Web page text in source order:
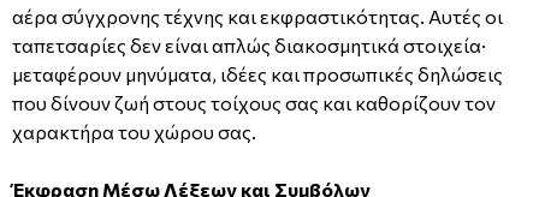
αέρα σύγχρονης τέχνης και εκφραστικότητας. Αυτές οι
ταπετσαρίες δεν είναι απλώς διακοσμητικά στοιχεία·
μεταφέρουν μηνύματα, ιδέες και προσωπικές δηλώσεις
που δίνουν ζωή στους τοίχους σας και καθορίζουν τον
χαρακτήρα του χώρου σας.
Έκφραση Μέσω Λέξεων και Συμβόλων